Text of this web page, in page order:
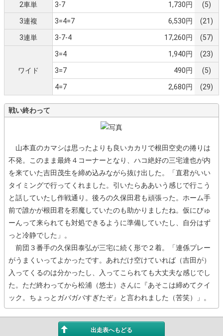
2車単 3-7 1,730円 (5)
3連複 3=4=7 6,530円 (21)
3連単 3-7-4 17,260円 (57)
ワイド
3=4 1,940円 (23)
3=7 490円 (5)
4=7 2,680円 (29)
戦い終わって
山本直のカマシは思ったよりも良いカカリで根田空史の捲りは
不発。このまま最終４コーナーとなり、ハコ絶好の三宅達也が内
を来ていた吉田茂生を締め込みながら抜け出した。「直君がいい
タイミングで行ってくれました。引いたらああいう感じで行こう
と話していたし作戦通り。後ろの久保田君も頑張った。ホーム手
前で誰かが根田君を邪魔していたのも助かりましたね。仮にびゅ
ーんって来られても対処できるように準備していたし、自分はず
っと冷静でした」。
前団３番手の久保田泰弘が三宅に続く形で２着。「連係プレー
がうまくいってよかったです。あれだけ空けていれば（吉田が）
入ってくるのは分かったし、入ってこられても大丈夫な感じでし
た。ただ終わってから松浦（悠士）さんに『あそこは締めてクイ
ック。ちょっとガバガバすぎたぞ』と言われました（苦笑）」。
出走表へもどる